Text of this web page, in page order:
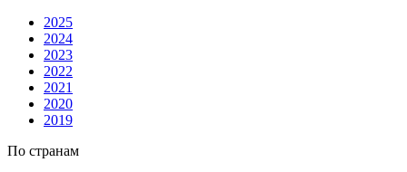
2025
2024
2023
2022
2021
2020
2019
По странам